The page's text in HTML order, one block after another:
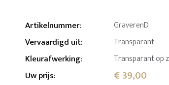
Artikelnummer: GraverenD
Vervaardigd uit: Transparant
Kleurafwerking: Transparant op
Uw prijs: € 39,00